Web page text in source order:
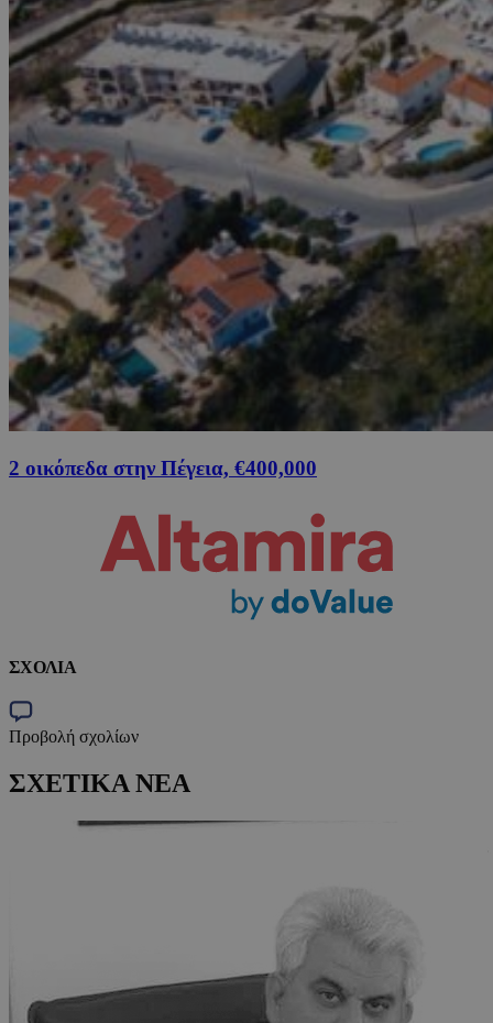
2 οικόπεδα στην Πέγεια, €400,000
ΣΧΟΛΙΑ
Προβολή σχολίων
ΣΧΕΤΙΚΑ ΝΕΑ